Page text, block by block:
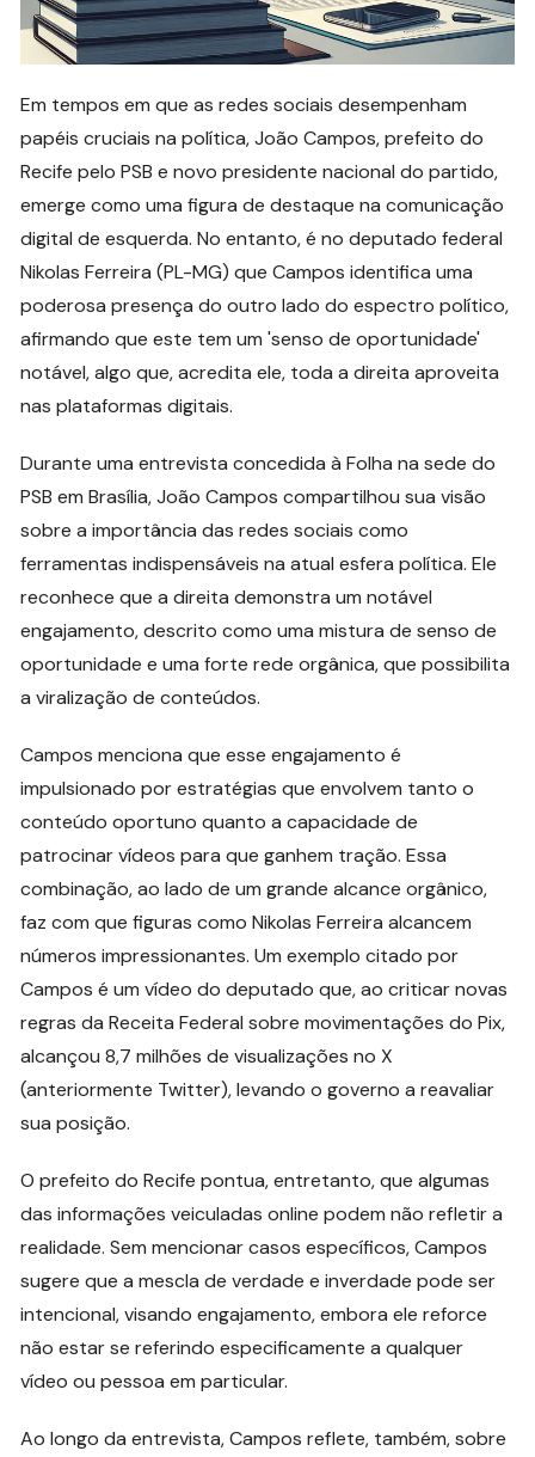
Em tempos em que as redes sociais desempenham
papéis cruciais na política, João Campos, prefeito do
Recife pelo PSB e novo presidente nacional do partido,
emerge como uma figura de destaque na comunicação
digital de esquerda. No entanto, é no deputado federal
Nikolas Ferreira (PL-MG) que Campos identifica uma
poderosa presença do outro lado do espectro político,
afirmando que este tem um 'senso de oportunidade'
notável, algo que, acredita ele, toda a direita aproveita
nas plataformas digitais.
Durante uma entrevista concedida à Folha na sede do
PSB em Brasília, João Campos compartilhou sua visão
sobre a importância das redes sociais como
ferramentas indispensáveis na atual esfera política. Ele
reconhece que a direita demonstra um notável
engajamento, descrito como uma mistura de senso de
oportunidade e uma forte rede orgânica, que possibilita
a viralização de conteúdos.
Campos menciona que esse engajamento é
impulsionado por estratégias que envolvem tanto o
conteúdo oportuno quanto a capacidade de
patrocinar vídeos para que ganhem tração. Essa
combinação, ao lado de um grande alcance orgânico,
faz com que figuras como Nikolas Ferreira alcancem
números impressionantes. Um exemplo citado por
Campos é um vídeo do deputado que, ao criticar novas
regras da Receita Federal sobre movimentações do Pix,
alcançou 8,7 milhões de visualizações no X
(anteriormente Twitter), levando o governo a reavaliar
sua posição.
O prefeito do Recife pontua, entretanto, que algumas
das informações veiculadas online podem não refletir a
realidade. Sem mencionar casos específicos, Campos
sugere que a mescla de verdade e inverdade pode ser
intencional, visando engajamento, embora ele reforce
não estar se referindo especificamente a qualquer
vídeo ou pessoa em particular.
Ao longo da entrevista, Campos reflete, também, sobre